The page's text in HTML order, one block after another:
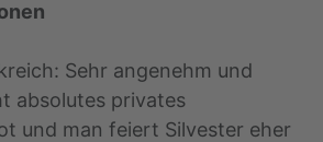
Sehr angenehm und
absolutes privates
und man feiert Silvester eher